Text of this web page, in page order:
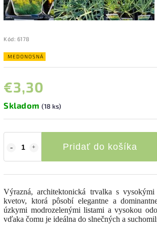
Kód: 6178
MEDONOSNÁ
€3,30
Skladom (18 ks)
Pridať do košíka
Výrazná, architektonická trvalka s
kvetov, ktorá pôsobí elegantne a
úzkymi modrozelenými listami a vysokou
vďaka čomu je ideálna do slnečných a